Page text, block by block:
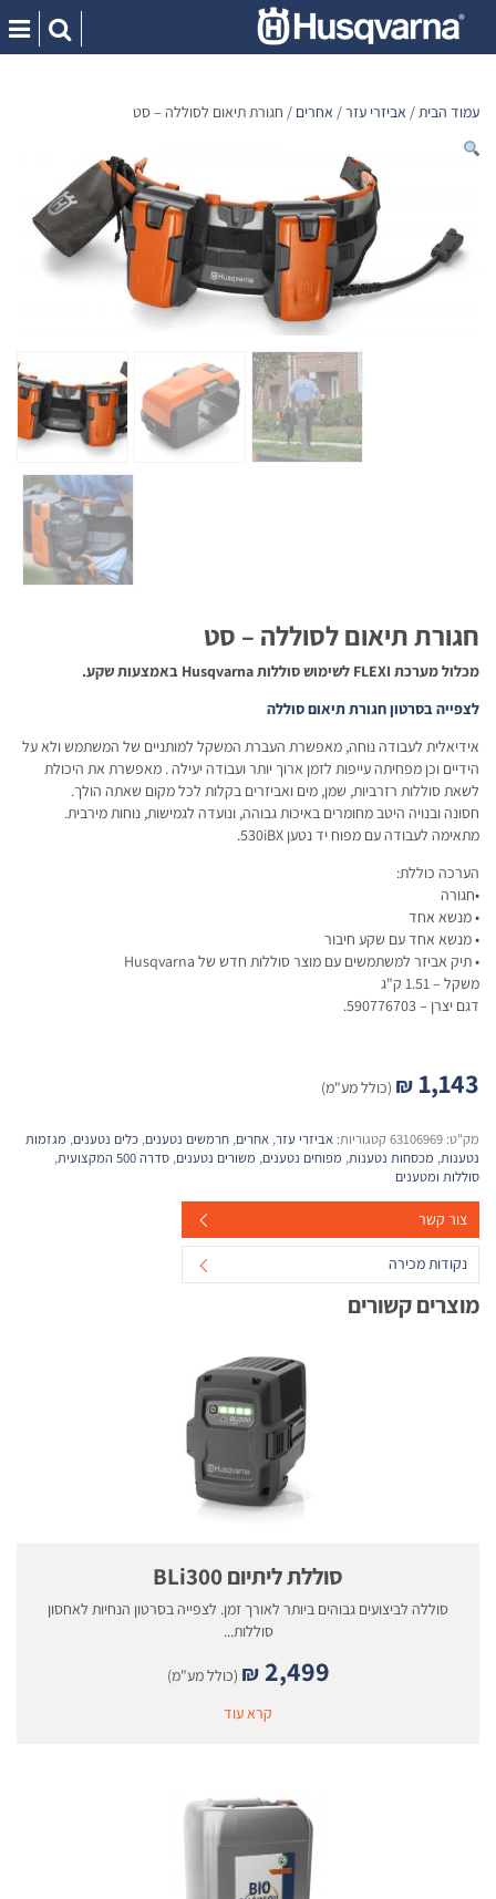
content
עמוד הבית/ אביזרי עזר/ אחרים / חגורת תיאום לסוללה – סט
חגורת תיאום לסוללה – סט
מכלול מערכת FLEXI לשימוש סוללות Husqvarna באמצעות שקע.
לצפייה בסרטון חגורת תיאום סוללה
אידיאלית לעבודה נוחה, מאפשרת העברת המשקל למותניים של המשתמש ולא על
הידיים וכן מפחיתה עייפות לזמן ארוך יותר ועבודה יעילה . מאפשרת את היכולת
לשאת סוללות רזרביות, שמן, מים ואביזרים בקלות לכל מקום שאתה הולך.
חסונה ובנויה היטב מחומרים באיכות גבוהה, ונועדה לגמישות, נוחות מירבית.
מתאימה לעבודה עם מפוח יד נטען 530iBX.
הערכה כוללת:
•חגורה
• מנשא אחד
• מנשא אחד עם שקע חיבור
• תיק אביזר למשתמשים עם מוצר סוללות חדש של Husqvarna
משקל – 1.51 ק"ג
דגם יצרן – 590776703.
₪ 1,143 (כולל מע"מ)
מק"ט: 63106969קטגוריות: אביזרי עזר, אחרים, חרמשים נטענים, כלים נטענים, מגזמות
נטענות, מכסחות נטענות, מפוחים נטענים, משורים נטענים, סדרה 500 המקצועית
,
סוללות ומטענים
צור קשר
נקודות מכירה
מוצרים קשורים
סוללת ליתיום BLi300
סוללה לביצועים גבוהים ביותר לאורך זמן. לצפייה בסרטון הנחיות לאחסון
סוללות...
₪ 2,499
(כולל מע"מ)
קרא עוד